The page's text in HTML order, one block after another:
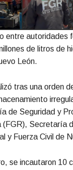
entre autoridades
de litros de
León.
tras una orden
de Seguridad y
(FGR), Secretaría
y Fuerza Civil de
se incautaron 10